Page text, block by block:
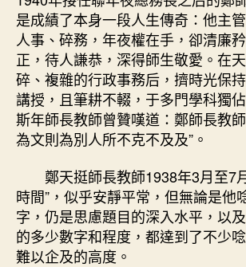
是成績了本身一段人生傳奇：他主
人事、碎務，年夜權在手，卻清廉
正，待人謙恭，深得師生敬愛。在
碎、複雜的行政事務后，擠時光保
講授，且筆耕不輟，于多門學科獨
斯年師長教師曾贊嘆道：鄭師長教師
為文則為別人所不克不及及”。
鄭天挺師長教師1938年3月至7
時間”，似乎安靜平常，但無論是他
字，仍是思慮題目的深入水平，以
的多少數字和程度，都達到了不少
難以企及的高度。